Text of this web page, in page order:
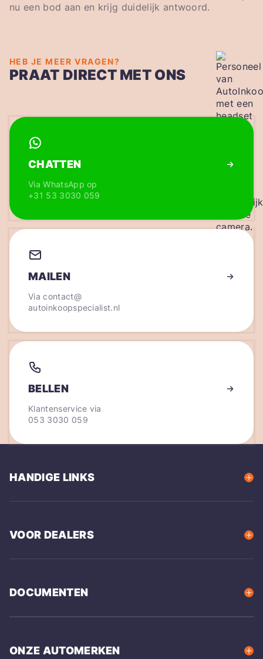
nu een bod aan en krijg duidelijk antwoord.
HEB JE MEER VRAGEN?
PRAAT DIRECT MET ONS
CHATTEN
Via WhatsApp op
+31 53 3030 059
MAILEN
Viacontact@
autoinkoopspecialist.nl
BELLEN
Klantenservice via
053 3030 059
HANDIGE LINKS
VOOR DEALERS
DOCUMENTEN
ONZE AUTOMERKEN